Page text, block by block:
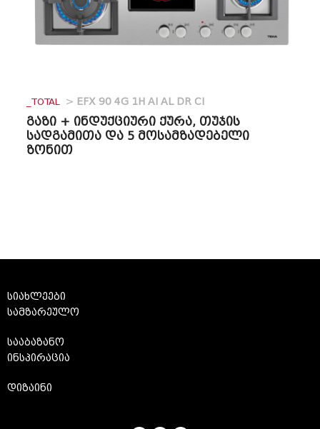
_TOTAL > EFX 90 4G 1H AI AL DR CI
გაზი + ინდუქციური ქურა, თუჯის
სადგამითა და 5 მოსამზადებელი
ზონით
სიახლეები
სამზარეულო
სააბაზანო
ინსპირაცია
დიზაინი